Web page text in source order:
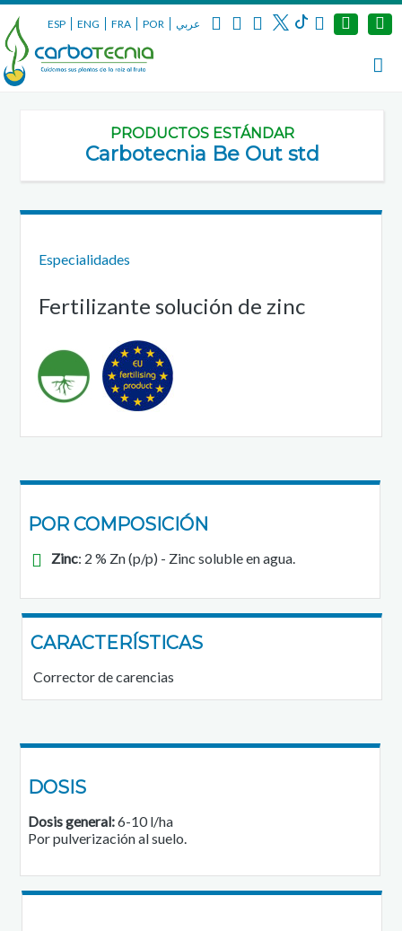
ESP ENG FRA POR عربي
PRODUCTOS ESTÁNDAR
Carbotecnia Be Out std
Especialidades
Fertilizante solución de zinc
POR COMPOSICIÓN
Zinc: 2 % Zn (p/p) - Zinc soluble en agua.
CARACTERÍSTICAS
Corrector de carencias
DOSIS
Dosis general:6-10 l/ha
Por pulverización al suelo.